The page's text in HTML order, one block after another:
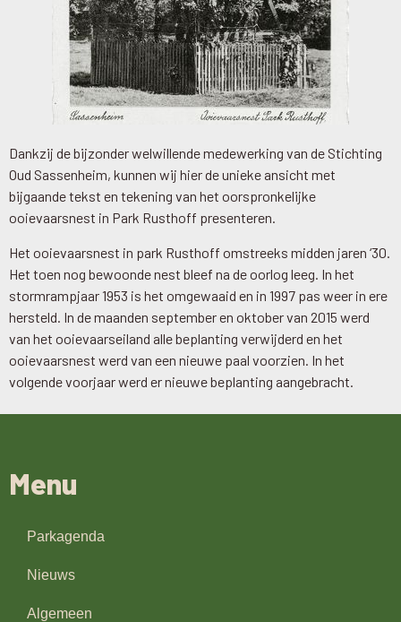
Dankzij de bijzonder welwillende medewerking van de Stichting
Oud Sassenheim, kunnen wij hier de unieke ansicht met
bijgaande tekst en tekening van het oorspronkelijke
ooievaarsnest in Park Rusthoff presenteren.
Het ooievaarsnest in park Rusthoff omstreeks midden jaren ‘30.
Het toen nog bewoonde nest bleef na de oorlog leeg. In het
stormrampjaar 1953 is het omgewaaid en in 1997 pas weer in ere
hersteld. In de maanden september en oktober van 2015 werd
van het ooievaarseiland alle beplanting verwijderd en het
ooievaarsnest werd van een nieuwe paal voorzien. In het
volgende voorjaar werd er nieuwe beplanting aangebracht.
Menu
Parkagenda
Nieuws
Algemeen